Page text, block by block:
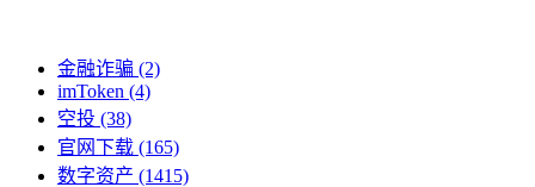
金融诈骗 (2)
imToken (4)
空投 (38)
官网下载 (165)
数字资产 (1415)